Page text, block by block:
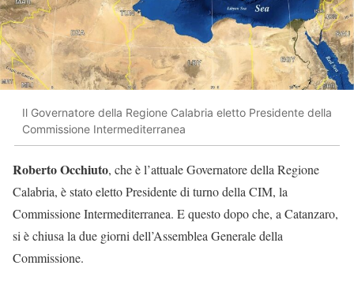
Il Governatore della Regione Calabria eletto Presidente della
Commissione Intermediterranea
Roberto Occhiuto, che è l’attuale Governatore della Regione
Calabria, è stato eletto Presidente di turno della CIM, la
Commissione Intermediterranea. E questo dopo che, a Catanzaro,
si è chiusa la due giorni dell’Assemblea Generale della
Commissione.